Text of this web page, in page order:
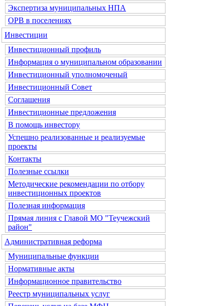
Экспертиза муниципальных НПА
ОРВ в поселениях
Инвестиции
Инвестиционный профиль
Информация о муниципальном образовании
Инвестиционный уполномоченый
Инвестиционный Совет
Соглашения
Инвестиционные предложения
В помощь инвестору
Успешно реализованные и реализуемые
проекты
Контакты
Полезные ссылки
Методические рекомендации по отбору
инвестиционных проектов
Полезная информация
Прямая линия с Главой МО "Теучежский
район"
Административная реформа
Муниципальные функции
Нормативные акты
Информационное правительство
Реестр муниципальных услуг